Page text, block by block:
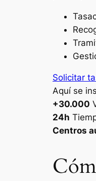
Solicitar
Aquí se
+30.000
24h
Centros